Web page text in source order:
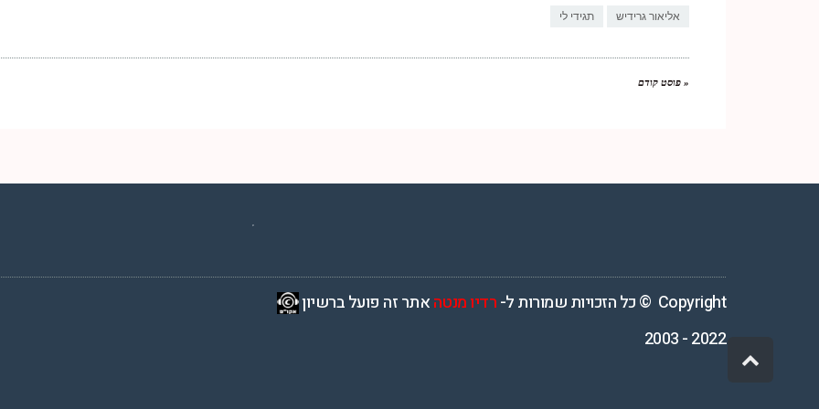
אליאור גרידיש תגידי לי
« פוסט קודם
Copyright © כל הזכויות שמורות ל- רדיו מנטהאתר זה פועל ברשיון
2022 - 2003